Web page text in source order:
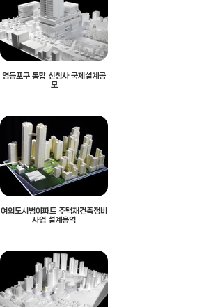
영등포구 통합 신청사 국제설계공
모
여의도시범아파트 주택재건축정비
사업 설계용역